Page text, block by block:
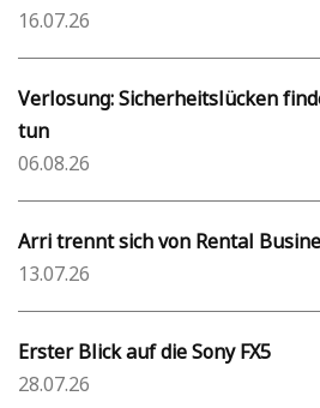
16.07.26
Verlosung: Sicherheitslücken
tun
06.08.26
Arri trennt sich von Rental
13.07.26
Erster Blick auf die Sony FX5
28.07.26